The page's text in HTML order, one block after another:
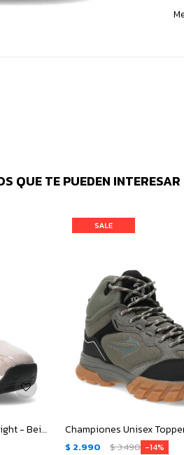
QUE TE PUEDEN INTERESAR
Championes de Hombre Topper Flight - Beige - Negro - Rosado Coral
$ 2.990 $3.490 14